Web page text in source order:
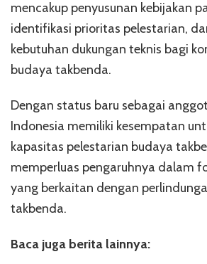
mencakup penyusunan kebijakan
identifikasi prioritas pelestarian,
kebutuhan dukungan teknis bagi
budaya takbenda.
Dengan status baru sebagai
Indonesia memiliki kesempatan
kapasitas pelestarian budaya
memperluas pengaruhnya dalam
yang berkaitan dengan
takbenda.
Baca juga berita lainnya: